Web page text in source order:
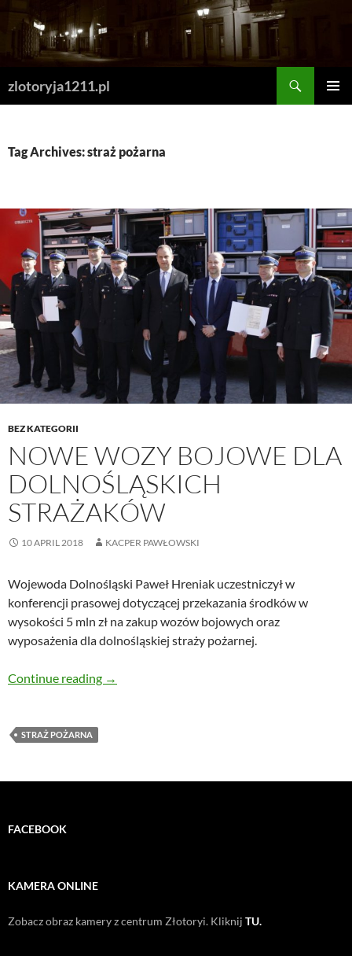
Skip
content
zlotoryja1211.pl
Tag Archives: straż pożarna
BEZ KATEGORII
NOWE WOZY BOJOWE DLA
DOLNOŚLĄSKICH
STRAŻAKÓW
10 APRIL 2018 KACPER PAWŁOWSKI
Wojewoda Dolnośląski Paweł Hreniak uczestniczył w
konferencji prasowej dotyczącej przekazania środków w
wysokości 5 mln zł na zakup wozów bojowych oraz
wyposażenia dla dolnośląskiej straży pożarnej.
Continue reading Nowe wozy bojowe dla dolnośląskich
→
STRAŻ POŻARNA
FACEBOOK
KAMERA ONLINE
Zobacz obraz kamery z centrum Złotoryi. Kliknij TU.